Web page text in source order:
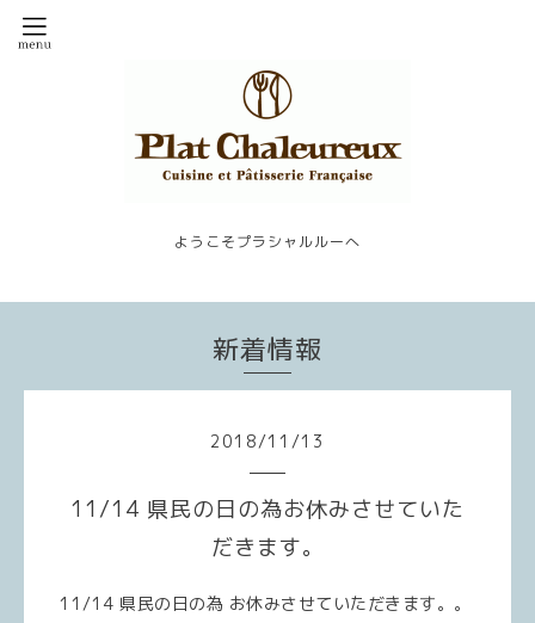
ようこそプラシャルルーへ
新着情報
2018/11 /13
11/14 県民の日の為お休みさせていた
だきます。
11/14 県民の日の為 お休みさせていただきます。。